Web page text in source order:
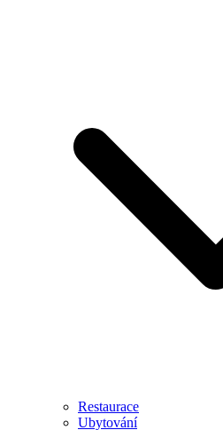
Restaurace
Ubytování